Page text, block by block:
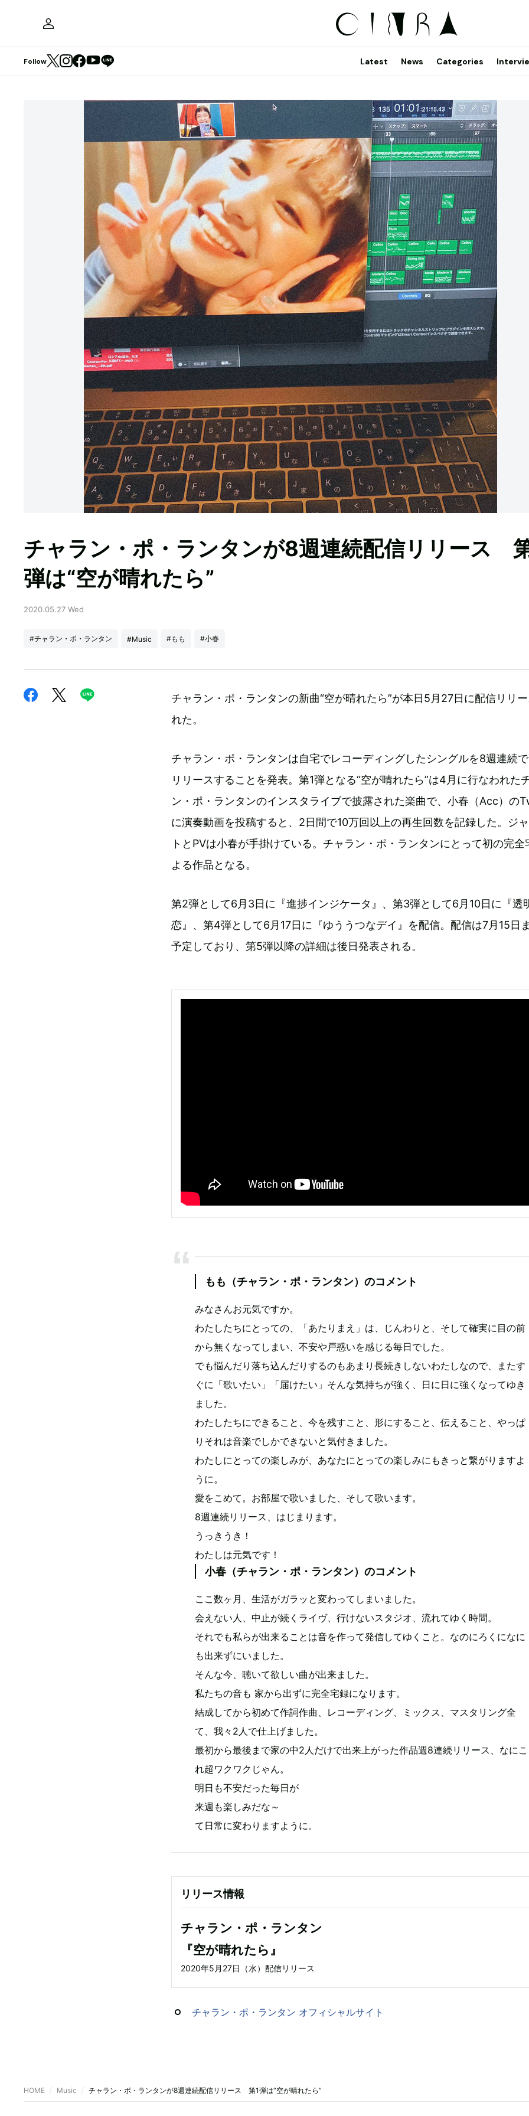
Follow Latest News Categories
チャラン・ポ・ランタンが8週連続配信リリース
弾は“空が晴れたら”
2020.05.27 Wed
#チャラン・ポ・ランタン #Music #もも #小春
チャラン・ポ・ランタンの新曲“空が晴れたら”が本日5月27日に配信リリー
れた。
チャラン・ポ・ランタンは自宅でレコーディングしたシングルを8週連続
リリースすることを発表。第1弾となる“空が晴れたら”は4月に行なわれた
ン・ポ・ランタンのインスタライブで披露された楽曲で、小春（Acc）の
に演奏動画を投稿すると、2日間で10万回以上の再生回数を記録した。ジ
トとPVは小春が手掛けている。チャラン・ポ・ランタンにとって初の完全
よる作品となる。
第2弾として6月3日に『進捗インジケータ』、第3弾として6月10日に『透
恋』、第4弾として6月17日に『ゆううつなデイ』を配信。配信は7月15日
予定しており、第5弾以降の詳細は後日発表される。
もも（チャラン・ポ・ランタン）のコメント
みなさんお元気ですか。
わたしたちにとっての、「あたりまえ」は、じんわりと、そして確実に目の前
から無くなってしまい、不安や戸惑いを感じる毎日でした。
でも悩んだり落ち込んだりするのもあまり長続きしないわたしなので、またす
ぐに「歌いたい」「届けたい」そんな気持ちが強く、日に日に強くなってゆき
ました。
わたしたちにできること、今を残すこと、形にすること、伝えること、やっぱ
りそれは音楽でしかできないと気付きました。
わたしにとっての楽しみが、あなたにとっての楽しみにもきっと繋がりますよ
うに。
愛をこめて。お部屋で歌いました、そして歌います。
8週連続リリース、はじまります。
うっきうき！
わたしは元気です！
小春（チャラン・ポ・ランタン）のコメント
ここ数ヶ月、生活がガラッと変わってしまいました。
会えない人、中止が続くライヴ、行けないスタジオ、流れてゆく時間。
それでも私らが出来ることは音を作って発信してゆくこと。なのにろくになに
も出来ずにいました。
そんな今、聴いて欲しい曲が出来ました。
私たちの音も 家から出ずに完全宅録になります。
結成してから初めて作詞作曲、レコーディング、ミックス、マスタリング全
て、我々2人で仕上げました。
最初から最後まで家の中2人だけで出来上がった作品週8連続リリース、なにこ
れ超ワクワクじゃん。
明日も不安だった毎日が
来週も楽しみだな～
て日常に変わりますように。
リリース情報
チャラン・ポ・ランタン
『空が晴れたら』
2020年5月27日（水）配信リリース
チャラン・ポ・ランタン オフィシャルサイト
HOME Music チャラン・ポ・ランタンが8週連続配信リリース 第1弾は“空が晴れたら”